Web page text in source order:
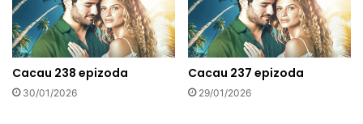
Cacau 238 epizoda
30/01/2026
Cacau 237 epizoda
29/01/2026